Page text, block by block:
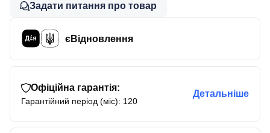
Задати питання про товар
єВідновлення
Офіційна гарантія:
Гарантійний період (міс): 120
Детальніше